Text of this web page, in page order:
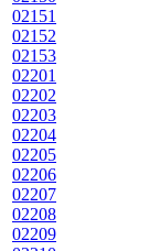
02151
02152
02153
02201
02202
02203
02204
02205
02206
02207
02208
02209